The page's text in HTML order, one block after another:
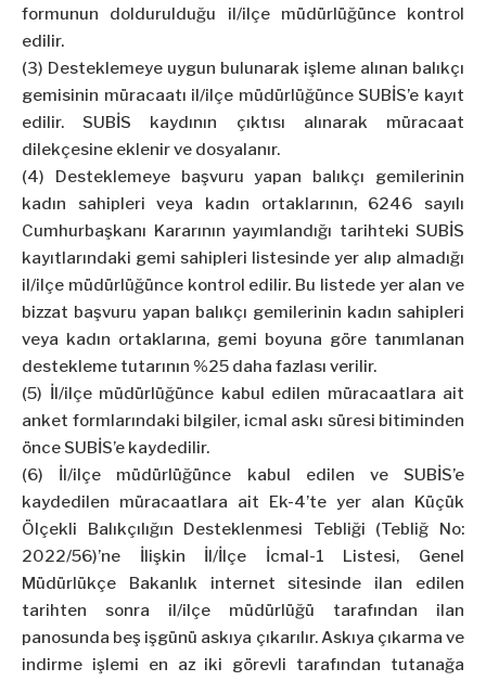
formunun doldurulduğu il/ilçe müdürlüğünce kontrol
edilir.
(3) Desteklemeye uygun bulunarak işleme alınan balıkçı
gemisinin müracaatı il/ilçe müdürlüğünce SUBİS’e kayıt
edilir. SUBİS kaydının çıktısı alınarak müracaat
dilekçesine eklenir ve dosyalanır.
(4) Desteklemeye başvuru yapan balıkçı gemilerinin
kadın sahipleri veya kadın ortaklarının, 6246 sayılı
Cumhurbaşkanı Kararının yayımlandığı tarihteki SUBİS
kayıtlarındaki gemi sahipleri listesinde yer alıp almadığı
il/ilçe müdürlüğünce kontrol edilir. Bu listede yer alan ve
bizzat başvuru yapan balıkçı gemilerinin kadın sahipleri
veya kadın ortaklarına, gemi boyuna göre tanımlanan
destekleme tutarının %25 daha fazlası verilir.
(5) İl/ilçe müdürlüğünce kabul edilen müracaatlara ait
anket formlarındaki bilgiler, icmal askı süresi bitiminden
önce SUBİS’e kaydedilir.
(6) İl/ilçe müdürlüğünce kabul edilen ve SUBİS’e
kaydedilen müracaatlara ait Ek-4’te yer alan Küçük
Ölçekli Balıkçılığın Desteklenmesi Tebliği (Tebliğ No:
2022/56)’ne İlişkin İl/İlçe İcmal-1 Listesi, Genel
Müdürlükçe Bakanlık internet sitesinde ilan edilen
tarihten sonra il/ilçe müdürlüğü tarafından ilan
panosunda beş işgünü askıya çıkarılır. Askıya çıkarma ve
indirme işlemi en az iki görevli tarafından tutanağa